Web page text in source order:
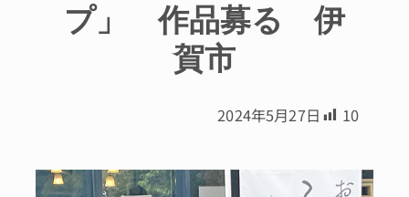
プ」 作品募る 伊
賀市
2024年5月27日 10